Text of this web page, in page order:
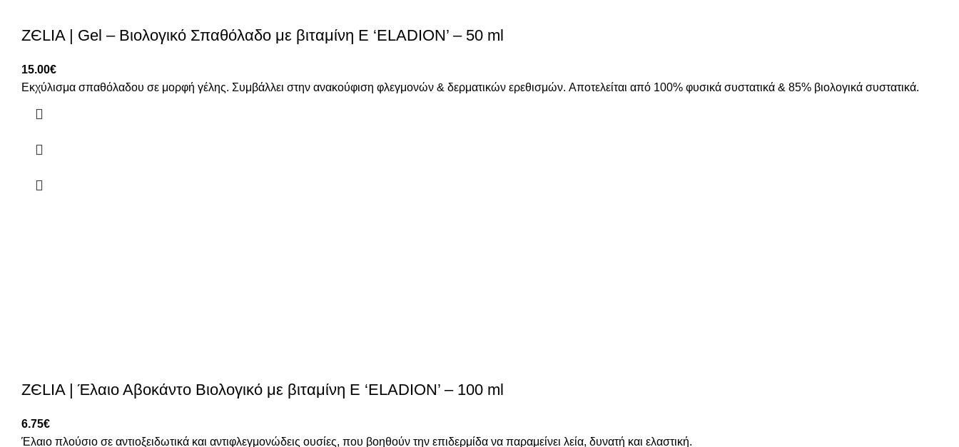
ZЄLIA | Gel – Βιολογικό Σπαθόλαδο με βιταμίνη Ε ‘ELADION’ – 50 ml
15.00€
Εκχύλισμα σπαθόλαδου σε μορφή γέλης. Συμβάλλει στην ανακούφιση φλεγμονών & δερματικών ερεθισμών. Aποτελείται από 100% φυσικά συστατικά & 85% βιολογικά συστατικά.
ZЄLIA | Έλαιο Αβοκάντο Βιολογικό με βιταμίνη Ε ‘ELADION’ – 100 ml
6.75€
Έλαιο πλούσιο σε αντιοξειδωτικά και αντιφλεγμονώδεις ουσίες, που βοηθούν την επιδερμίδα να παραμείνει λεία, δυνατή και ελαστική.